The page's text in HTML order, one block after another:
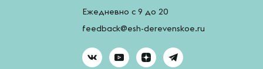
Ежедневно с 9 до 20
feedback@esh-derevenskoe.ru